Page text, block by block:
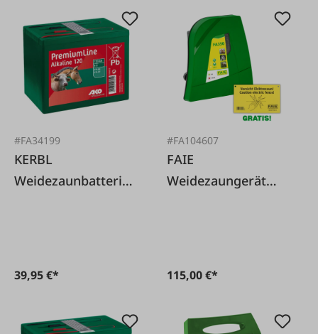
#FA34199
KERBL
Weidezaunbatterie
39,95 €*
#FA104607
FAIE
Weidezaungerät
115,00 €*